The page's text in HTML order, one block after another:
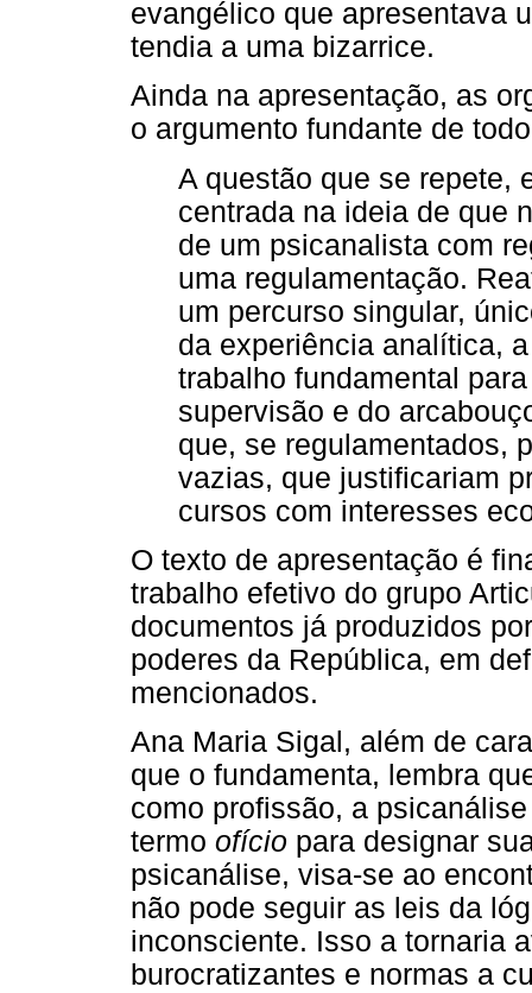
evangélico que apresentava
tendia a uma bizarrice.
Ainda na apresentação, as
o argumento fundante de
A questão que se repete,
centrada na ideia de que
de um psicanalista com
uma regulamentação.
um percurso singular,
da experiência analítica,
trabalho fundamental
supervisão e do
que, se regulamentados,
vazias, que justificariam
cursos com interesses
O texto de apresentação é
trabalho efetivo do grupo
documentos já produzidos
poderes da República, em
mencionados.
Ana Maria Sigal, além de
que o fundamenta, lembra
como profissão, a
termo ofício para designar
psicanálise, visa-se ao
não pode seguir as leis da
inconsciente. Isso a tornaria
burocratizantes e normas a